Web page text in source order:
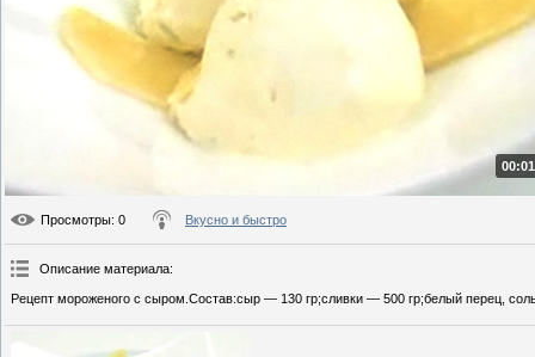
Просмотры: 0 Вкусно и быстро
Описание материала:
Рецепт мороженого с сыром.Состав:сыр — 130 гр;сливки — 500 гр;белый перец,